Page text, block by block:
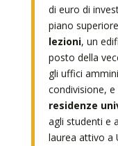
di euro di
piano
lezioni, un
posto della
gli uffici
condivisione,
residenze
agli studenti e
laurea attivo a